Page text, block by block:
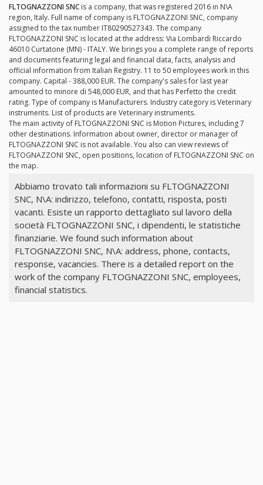
FLTOGNAZZONI SNC is a company, that was registered 2016 in N\A
region, Italy. Full name of company is FLTOGNAZZONI SNC, company
assigned to the tax number IT80290527343. The company
FLTOGNAZZONI SNC is located at the address: Via Lombardi Riccardo
46010 Curtatone (MN) - ITALY. We brings you a complete range of reports
and documents featuring legal and financial data, facts, analysis and
official information from Italian Registry. 11 to 50 employees work in this
company. Capital - 388,000 EUR. The company's sales for last year
amounted to minore di 548,000 EUR, and that has Perfetto the credit
rating. Type of company is Manufacturers. Industry category is Veterinary
instruments. List of products are Veterinary instruments.
The main activity of FLTOGNAZZONI SNC is Motion Pictures, including 7
other destinations. Information about owner, director or manager of
FLTOGNAZZONI SNC is not available. You also can view reviews of
FLTOGNAZZONI SNC, open positions, location of FLTOGNAZZONI SNC on
the map.
Abbiamo trovato tali informazioni su FLTOGNAZZONI
SNC, N\A: indirizzo, telefono, contatti, risposta, posti
vacanti. Esiste un rapporto dettagliato sul lavoro della
società FLTOGNAZZONI SNC, i dipendenti, le statistiche
finanziarie. We found such information about
FLTOGNAZZONI SNC, N\A: address, phone, contacts,
response, vacancies. There is a detailed report on the
work of the company FLTOGNAZZONI SNC, employees,
financial statistics.